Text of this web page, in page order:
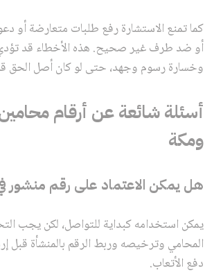
كما تمنع الاستشارة رفع طلبات متعارضة أو
أو ضد طرف غير صحيح. هذه الأخطاء قد
وخسارة رسوم وجهد، حتى لو كان أصل الحق
أسئلة شائعة عن أرقام
ومكة
هل يمكن الاعتماد على رقم منشور
يمكن استخدامه كبداية للتواصل، لكن يجب
المحامي وترخيصه وربط الرقم بالمنشأة قبل
دفع الأتعاب.